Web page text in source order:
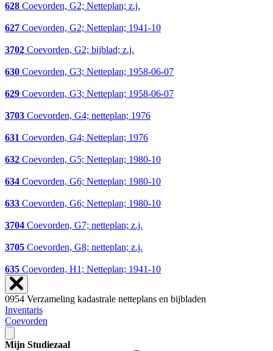
628 Coevorden, G2; Netteplan; z.j.
627 Coevorden, G2; Netteplan; 1941-10
3702 Coevorden, G2; bijblad; z.j.
630 Coevorden, G3; Netteplan; 1958-06-07
629 Coevorden, G3; Netteplan; 1958-06-07
3703 Coevorden, G4; netteplan; 1976
631 Coevorden, G4; Netteplan; 1976
632 Coevorden, G5; Netteplan; 1980-10
634 Coevorden, G6; Netteplan; 1980-10
633 Coevorden, G6; Netteplan; 1980-10
3704 Coevorden, G7; netteplan; z.j.
3705 Coevorden, G8; netteplan; z.j.
635 Coevorden, H1; Netteplan; 1941-10
0954 Verzameling kadastrale netteplans en bijbladen
Inventaris
Coevorden
Mijn Studiezaal